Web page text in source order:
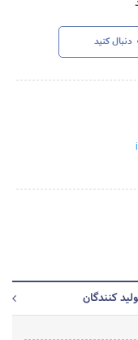
دنبال کنید
کنندگان